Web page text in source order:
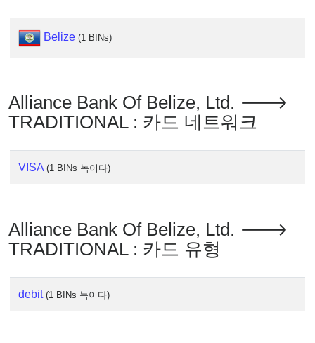
IP
/
Validator
Belize (1 BINs)
Alliance Bank Of Belize, Ltd. 🡒
TRADITIONAL : 카드 네트워크
VISA (1 BINs 녹이다)
Alliance Bank Of Belize, Ltd. 🡒
TRADITIONAL : 카드 유형
debit (1 BINs 녹이다)